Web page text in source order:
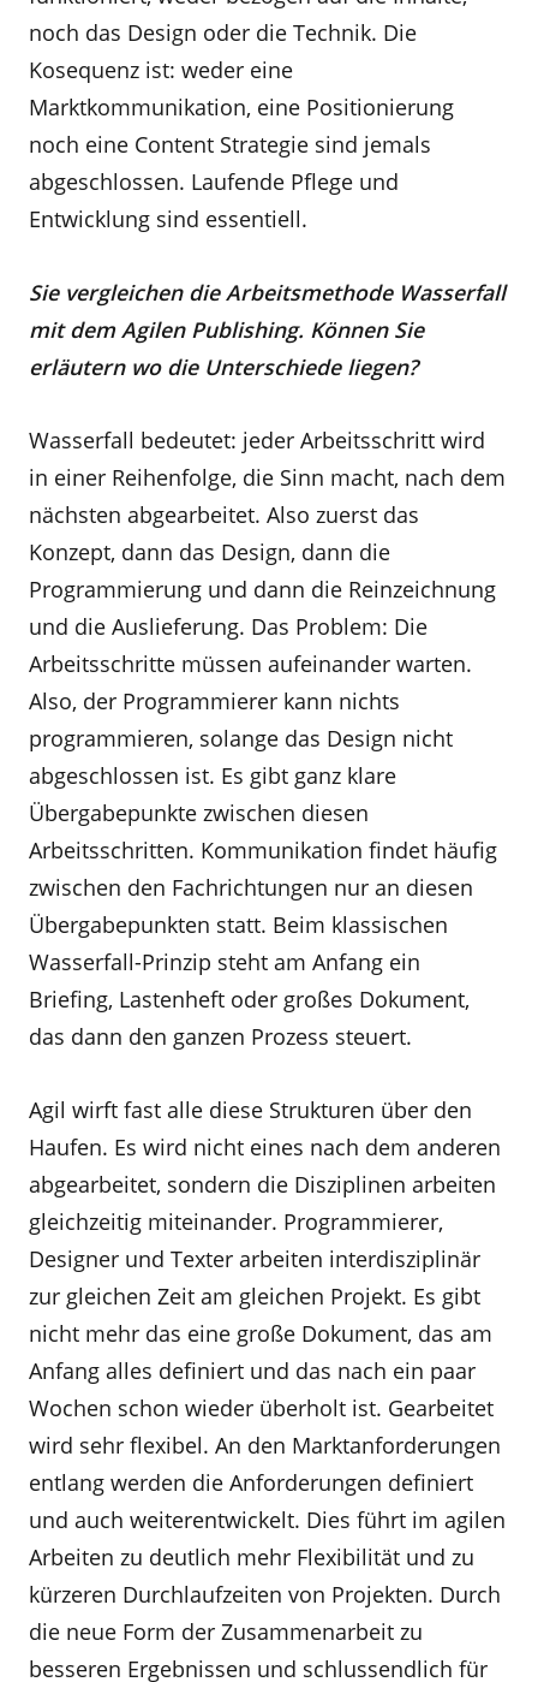
noch das Design oder die Technik. Die
Kosequenz ist: weder eine
Marktkommunikation, eine Positionierung
noch eine Content Strategie sind jemals
abgeschlossen. Laufende Pflege und
Entwicklung sind essentiell.
Sie vergleichen die Arbeitsmethode Wasserfall
mit dem Agilen Publishing. Können Sie
erläutern wo die Unterschiede liegen?
Wasserfall bedeutet: jeder Arbeitsschritt wird
in einer Reihenfolge, die Sinn macht, nach dem
nächsten abgearbeitet. Also zuerst das
Konzept, dann das Design, dann die
Programmierung und dann die Reinzeichnung
und die Auslieferung. Das Problem: Die
Arbeitsschritte müssen aufeinander warten.
Also, der Programmierer kann nichts
programmieren, solange das Design nicht
abgeschlossen ist. Es gibt ganz klare
Übergabepunkte zwischen diesen
Arbeitsschritten. Kommunikation findet häufig
zwischen den Fachrichtungen nur an diesen
Übergabepunkten statt. Beim klassischen
Wasserfall-Prinzip steht am Anfang ein
Briefing, Lastenheft oder großes Dokument,
das dann den ganzen Prozess steuert.
Agil wirft fast alle diese Strukturen über den
Haufen. Es wird nicht eines nach dem anderen
abgearbeitet, sondern die Disziplinen arbeiten
gleichzeitig miteinander. Programmierer,
Designer und Texter arbeiten interdisziplinär
zur gleichen Zeit am gleichen Projekt. Es gibt
nicht mehr das eine große Dokument, das am
Anfang alles definiert und das nach ein paar
Wochen schon wieder überholt ist. Gearbeitet
wird sehr flexibel. An den Marktanforderungen
entlang werden die Anforderungen definiert
und auch weiterentwickelt. Dies führt im agilen
Arbeiten zu deutlich mehr Flexibilität und zu
kürzeren Durchlaufzeiten von Projekten. Durch
die neue Form der Zusammenarbeit zu
besseren Ergebnissen und schlussendlich für